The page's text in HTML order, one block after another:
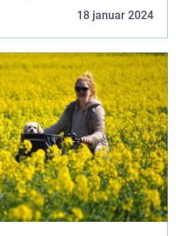
18 januar 2024